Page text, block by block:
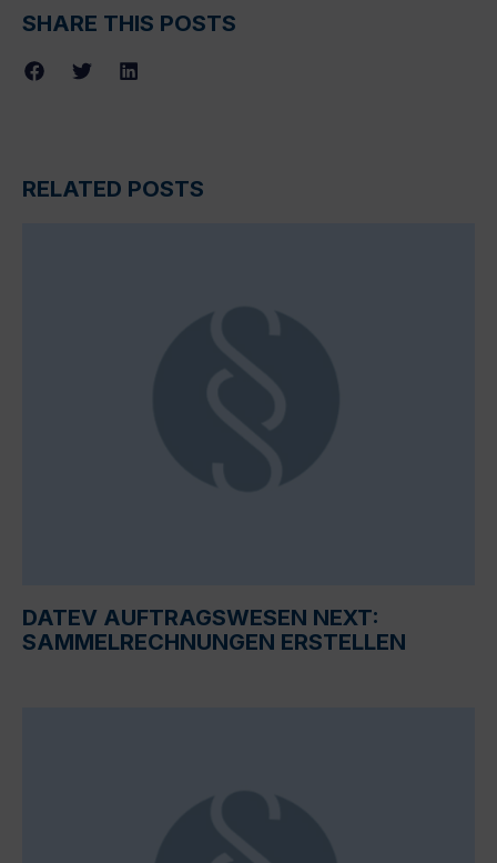
SHARE THIS POSTS
RELATED POSTS
DATEV AUFTRAGSWESEN NEXT:
SAMMELRECHNUNGEN ERSTELLEN